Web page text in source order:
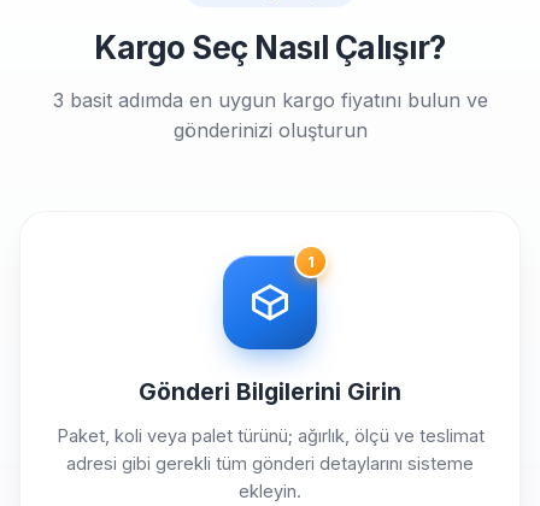
Kargo Seç Nasıl Çalışır?
3 basit adımda en uygun kargo fiyatını bulun ve
gönderinizi oluşturun
1
Gönderi Bilgilerini Girin
Paket, koli veya palet türünü; ağırlık, ölçü ve teslimat
adresi gibi gerekli tüm gönderi detaylarını sisteme
ekleyin.